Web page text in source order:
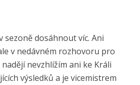
dosáhnout víc. Ani
v nedávném rozhovoru pro
nevzhlížím ani ke Králi
výsledků a je vicemistrem